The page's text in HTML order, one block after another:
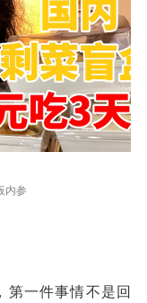
内参
第一件事情不是回